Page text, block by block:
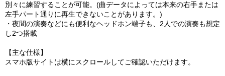
別々に練習することが可能。(曲データによっては本来の右手または
左手パート通りに再生できないことがあります。)
・夜間の演奏などにも便利なヘッドホン端子も、2人での演奏も想定
し2つ搭載
【主な仕様】
スマホ版サイトは横にスクロールしてご確認いただけます。